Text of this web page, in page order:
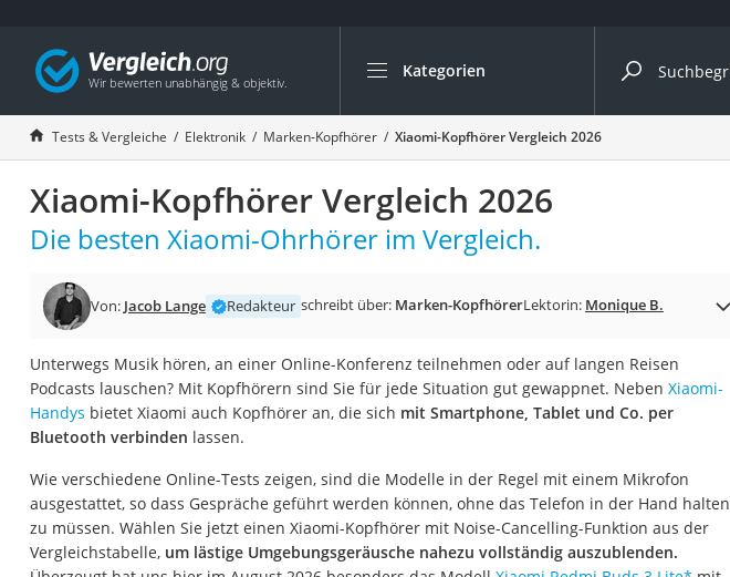
Kategorien
Die beliebtesten Vergleiche nach Kategorie
Elektronik
Powerstation
Monitor 32 Zoll 4K
Fernseher
Desktop-PC
Diascanner
Laser-Multifunktionsdrucker
Powerstation mit Solarpanel
Gaming-PC
Soundbar
Tests & Vergleiche Elektronik Marken-Kopfhörer Xiaomi-Kopfhörer Vergleich 2026
Xiaomi-Kopfhörer Vergleich 2026
Die besten Xiaomi-Ohrhörer im Vergleich.
Von: Jacob Lange Redakteur schreibt über: Marken-KopfhörerLektorin: Monique B.
Unterwegs Musik hören, an einer Online-Konferenz teilnehmen oder auf langen Reisen
Podcasts lauschen? Mit Kopfhörern sind Sie für jede Situation gut gewappnet. Neben Xiaomi-
Handys bietet Xiaomi auch Kopfhörer an, die sich mit Smartphone, Tablet und Co. per
Bluetooth verbinden lassen.
Wie verschiedene Online-Tests zeigen, sind die Modelle in der Regel mit einem Mikrofon
ausgestattet, so dass Gespräche geführt werden können, ohne das Telefon in der Hand halten
zu müssen. Wählen Sie jetzt einen Xiaomi-Kopfhörer mit Noise-Cancelling-Funktion aus der
Vergleichstabelle, um lästige Umgebungsgeräusche nahezu vollständig auszublenden.